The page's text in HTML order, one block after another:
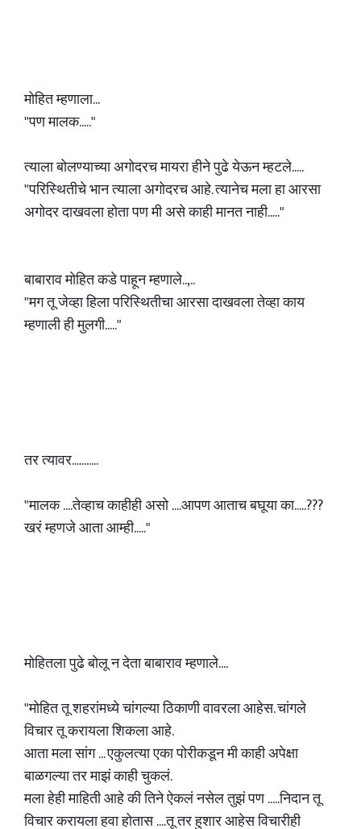
मोहित म्हणाला...
"पण मालक....."
त्याला बोलण्याच्या अगोदरच मायरा हीने पुढे येऊन म्हटले.....
"परिस्थितीचे भान त्याला अगोदरच आहे. त्यानेच मला हा आरसा
अगोदर दाखवला होता पण मी असे काही मानत नाही....."
बाबाराव मोहित कडे पाहून म्हणाले..,..
"मग तू जेव्हा हिला परिस्थितीचा आरसा दाखवला तेव्हा काय
म्हणाली ही मुलगी....."
तर त्यावर...........
"मालक ....तेव्हाच काहीही असो ....आपण आताच बघूया का.....???
खरं म्हणजे आता आम्ही....."
मोहितला पुढे बोलू न देता बाबाराव म्हणाले....
"मोहित तू शहरांमध्ये चांगल्या ठिकाणी वावरला आहेस. चांगले
विचार तू करायला शिकला आहे.
आता मला सांग ... एकुलत्या एका पोरीकडून मी काही अपेक्षा
बाळगल्या तर माझं काही चुकलं.
मला हेही माहिती आहे की तिने ऐकलं नसेल तुझं पण .....निदान तू
विचार करायला हवा होतास ....तू तर हुशार आहेस विचारीही